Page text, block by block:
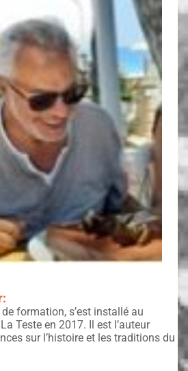
formation, s’est installé au
Teste en 2017. Il est l’auteur
sur l’histoire et les traditions du